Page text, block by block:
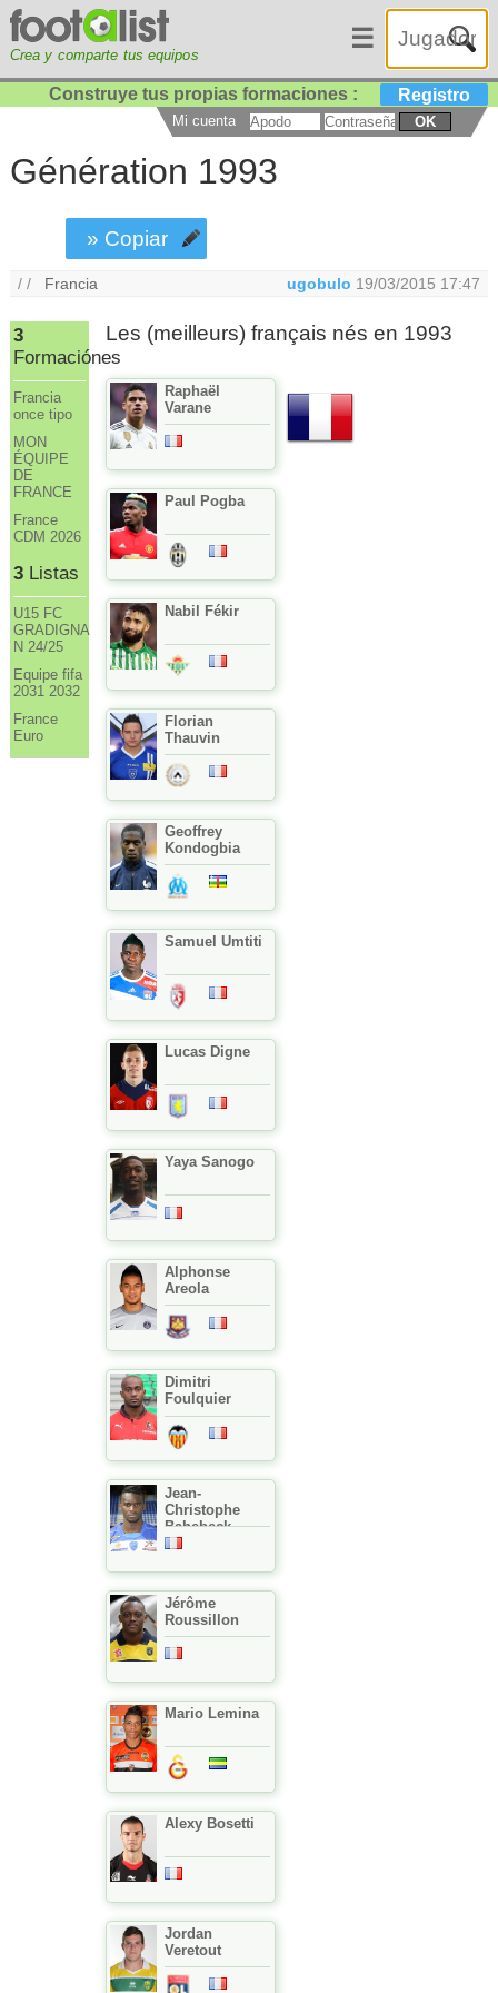
Crea y comparte tus equipos
☰
Construye tus propias formaciones : Registro
Mi cuenta OK
Génération 1993
» Copiar
/ / Francia ugobulo 19/03/2015 17:47
3
Formaciónes
Francia
once tipo
MON
ÉQUIPE
DE
FRANCE
France
CDM 2026
3Listas
U15 FC
GRADIGNA
N 24/25
Equipe fifa
2031 2032
France
Euro
Les (meilleurs) français nés en 1993
Raphaël
Varane
Paul Pogba
Nabil Fékir
Florian
Thauvin
Geoffrey
Kondogbia
Samuel Umtiti
Lucas Digne
Yaya Sanogo
Alphonse
Areola
Dimitri
Foulquier
Jean-
Christophe
Bahebeck
Jérôme
Roussillon
Mario Lemina
Alexy Bosetti
Jordan
Veretout